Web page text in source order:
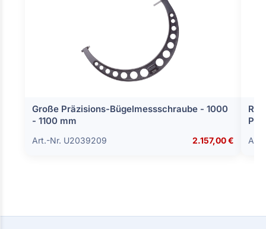
Große Präzisions-Bügelmessschraube - 1000
- 1100 mm
Art.-Nr. U2039209 2.157,00 €